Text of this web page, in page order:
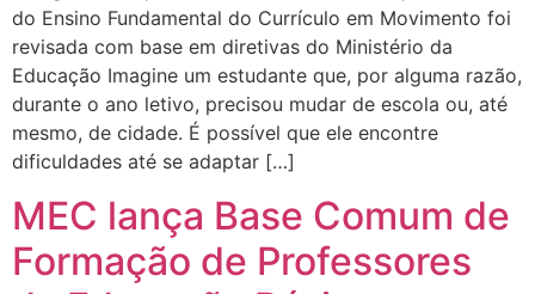
do Ensino Fundamental do Currículo em Movimento foi
revisada com base em diretivas do Ministério da
Educação Imagine um estudante que, por alguma razão,
durante o ano letivo, precisou mudar de escola ou, até
mesmo, de cidade. É possível que ele encontre
dificuldades até se adaptar […]
MEC lança Base Comum de
Formação de Professores